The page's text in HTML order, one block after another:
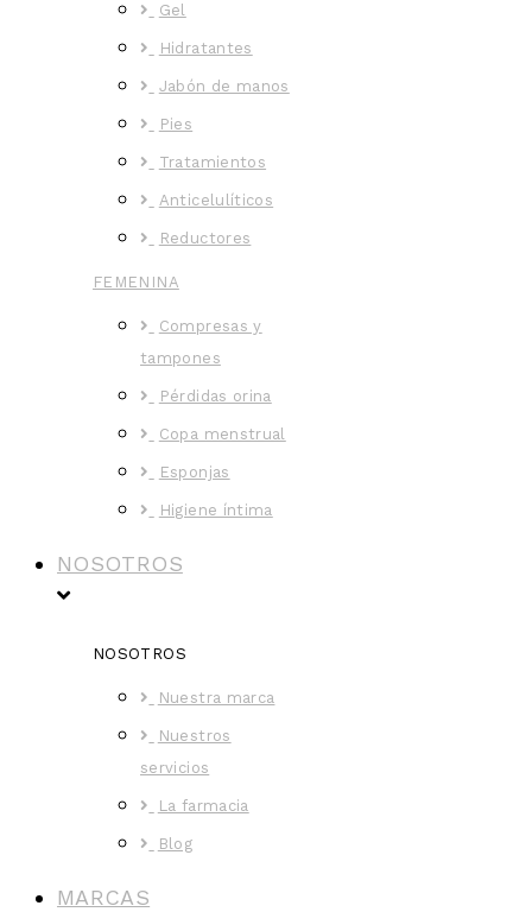
Gel
Hidratantes
Jabón de manos
Pies
Tratamientos
Anticelulíticos
Reductores
FEMENINA
Compresas y
tampones
Pérdidas orina
Copa menstrual
Esponjas
Higiene íntima
NOSOTROS
NOSOTROS
Nuestra marca
Nuestros
servicios
La farmacia
Blog
MARCAS